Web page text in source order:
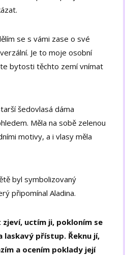
se s vámi zase o své
Je to moje osobní
bytosti těchto zemí vnímat
šedovlasá dáma
Měla na sobě zelenou
motivy, a i vlasy měla
byl symbolizovaný
připomínal Aladina.
uctím ji, pokloním se
laskavý přístup. Řeknu jí,
a ocením poklady její